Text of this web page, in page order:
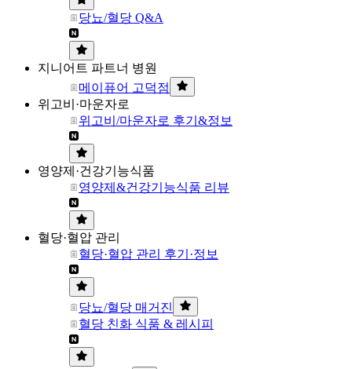
당뇨/혈당 Q&A
지니어트 파트너 병원
메이퓨어 고덕점
위고비·마운자로
위고비/마운자로 후기&정보
영양제·건강기능식품
영양제&건강기능식품 리뷰
혈당·혈압 관리
혈당·혈압 관리 후기·정보
당뇨/혈당 매거진
혈당 친화 식품 & 레시피